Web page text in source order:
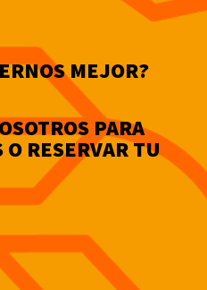
MEJOR?
PARA
O RESERVAR TU